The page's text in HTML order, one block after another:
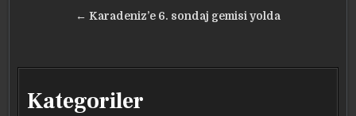
gezinmesi← Karadeniz’e 6. sondaj gemisi yolda
Kategoriler